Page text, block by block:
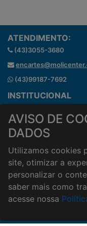
AVISO DE
DADOS
Utilizamos cookies
site, otimizar a
personalizar o
saber mais como
acesse nossa
ATENDIMENTO:
(43)3055-3680
(43)99187-7692
INSTITUCIONAL
Horários de atendimento
HORÁRIOS E
Formas de Pagamento
Horários de Entrega
Taxa de entrega
Cidades Atendidas
ACESSO RÁPIDO